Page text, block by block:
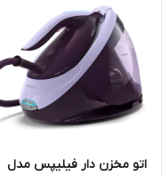
اتو مخزن دار فیلیپس مدل